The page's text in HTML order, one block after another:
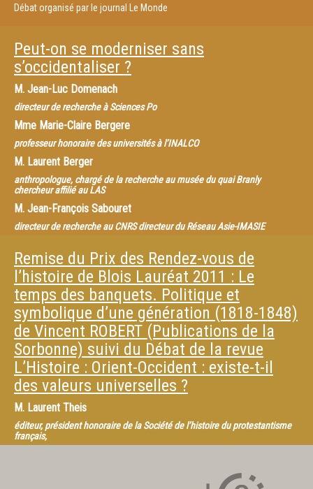
Débat organisé par le journal Le Monde
Peut-on se moderniser sans
s’occidentaliser ?
M. Jean-Luc Domenach
directeur de recherche à Sciences Po
Mme Marie-Claire Bergere
professeur honoraire des universités à l’INALCO
M. Laurent Berger
anthropologue, chargé de la recherche au musée du quai Branly
chercheur affilié au LAS
M. Jean-François Sabouret
directeur de recherche au CNRS directeur du Réseau Asie-IMASIE
Remise du Prix des Rendez-vous de
l’histoire de Blois Lauréat 2011 : Le
temps des banquets. Politique et
symbolique d’une génération (1818-1848)
de Vincent ROBERT (Publications de la
Sorbonne) suivi du Débat de la revue
L’Histoire : Orient-Occident : existe-t-il
des valeurs universelles ?
M. Laurent Theis
éditeur, président honoraire de la Société de l’histoire du protestantisme
français,